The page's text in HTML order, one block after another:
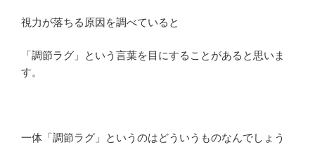
ど
す
れ
視力が落ちる原因を調べていると
「調節ラグ」という言葉を目にすることがあると思いま
す。
一体「調節ラグ」というのはどういうものなんでしょう